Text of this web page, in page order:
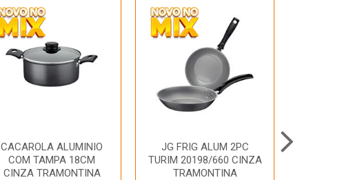
CACAROLA ALUMINIO
COM TAMPA 18CM
CINZA TRAMONTINA
JG FRIG ALUM 2PC
TURIM 20198/660 CINZA
TRAMONTINA